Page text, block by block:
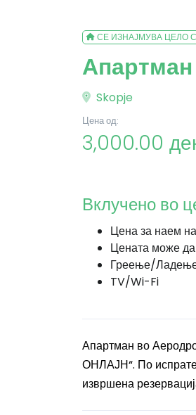
СЕ ИЗНАЈМУВА ЦЕЛО
Skopje
Цена од:
3,000.00
Вклучено во
Цена за наем
Цената може
Греење/
TV/Wi-Fi
Апартман во
ОНЛАЈН“. По
извршена